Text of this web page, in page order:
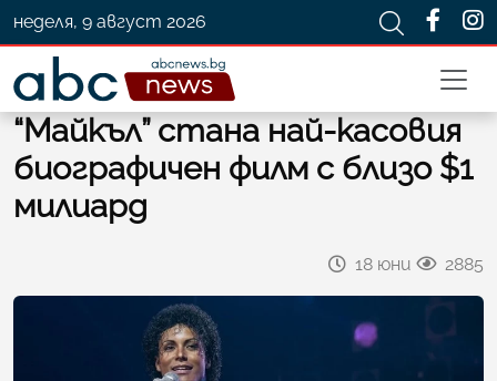
неделя, 9 август 2026
“Майкъл” стана най-касовия
биографичен филм с близо $1
милиард
18 юни 2885